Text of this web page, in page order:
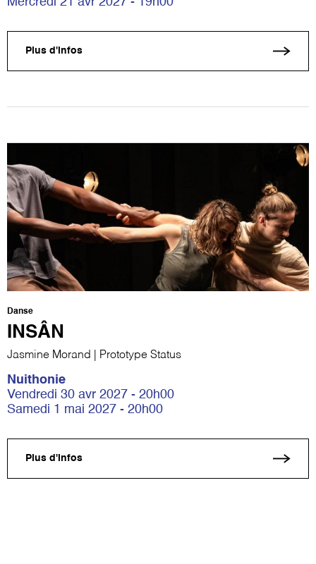
Plus d'infos
Danse
INSÂN
Jasmine Morand | Prototype Status
Nuithonie
Vendredi 30 avr 2027 - 20h00
Samedi 1 mai 2027 - 20h00
Plus d'infos